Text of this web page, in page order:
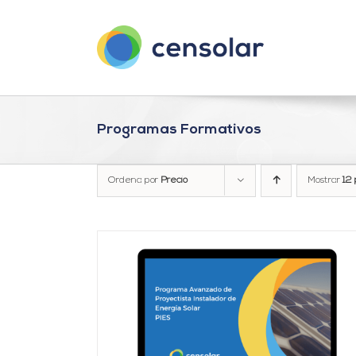
Programas Formativos
Ordena por Precio Mostrar12
AÑADIR AL CARRITO / DETALLES